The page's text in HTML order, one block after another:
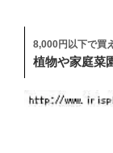
8,000円以下で買
植物や家庭菜